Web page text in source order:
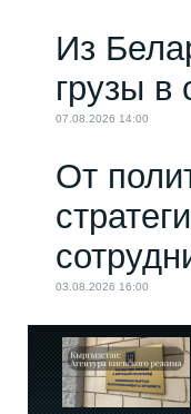
Из
грузы в
07.08.2026 14:00
От
03.08.2026 16:00